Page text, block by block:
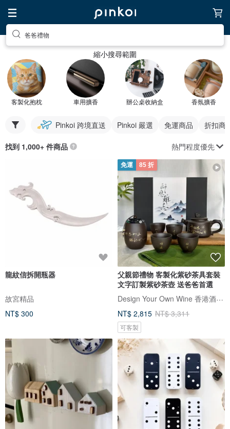
爸爸禮物
縮小搜尋範圍
客製化抱枕 車用擴香 辦公桌收納盒 香氛擴香
Pinkoi 跨境直送 Pinkoi 嚴選 免運商品 折扣商
找到 1,000+ 件商品 熱門程度優先
龍紋信拆開瓶器
故宮精品
NT$ 300
免運 85 折
父親節禮物 客製化紫砂茶具套裝
文字訂製紫砂茶壺 送爸爸首選
Design Your Own Wine 香港酒瓶雕刻禮品專門店
NT$ 2,815 NT$ 3,311
可客製